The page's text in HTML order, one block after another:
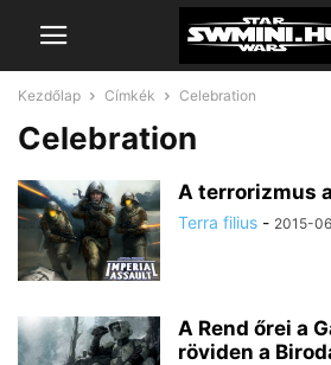
Kezdőlap Címkék Celebration
Celebration
A terrorizmus
Terra filius - 2015-
A Rend őrei a
röviden a